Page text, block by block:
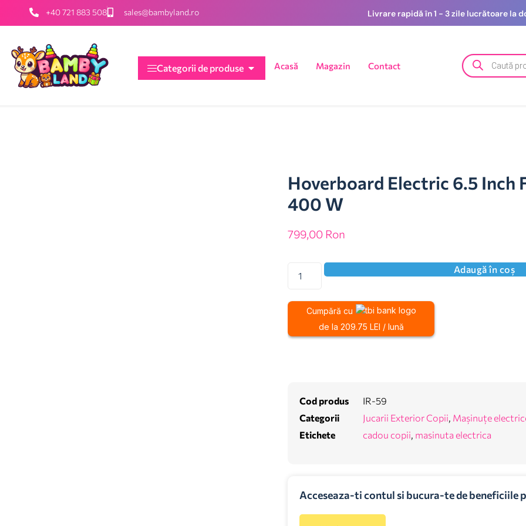
+40 721 883 508 sales@bambyland.ro Livrare rapidă în 1 - 3 zile lucrătoare la
Categorii de produse Acasă Magazin Contact
Hoverboard Electric 6.5 Inch
400 W
799,00 Ron
Adaugă în coș
Cumpără cu
de la 209.75 LEI / lună
Cod produs
IR-59
Categorii
Jucarii Exterior Copii, Mașinuțe
Etichete
cadou copii, masinuta electrica
Acceseaza-ti contul si bucura-te de beneficiile